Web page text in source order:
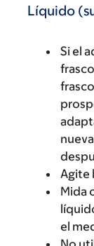
Líquido
Si el
Agite
Mida
el